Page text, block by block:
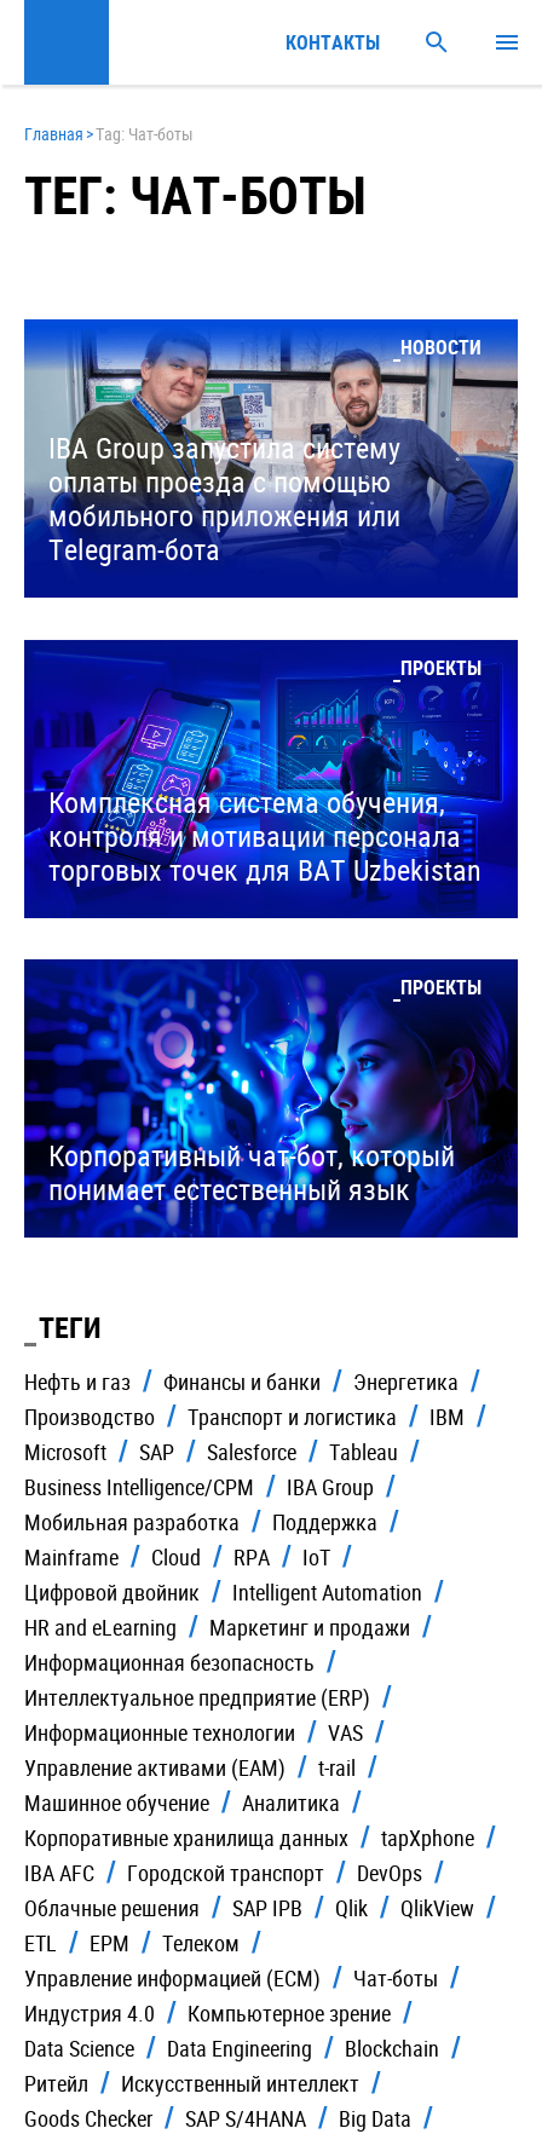
Главная >Tag: Чат-боты
ТЕГ: ЧАТ-БОТЫ
НОВОСТИ
IBA Group запустила систему
оплаты проезда с помощью
мобильного приложения или
Telegram-бота
ПРОЕКТЫ
Комплексная система обучения,
контроля и мотивации персонала
торговых точек для BAT Uzbekistan
ПРОЕКТЫ
Корпоративный чат-бот, который
понимает естественный язык
ТЕГИ
Нефть и газ Финансы и банки
Энергетика
Производство
Транспорт и логистика
IBM
Microsoft
SAP Salesforce
Tableau
Business Intelligence/CPM
IBA Group
Мобильная разработка
Поддержка
Mainframe
Cloud RPA
IoT
Цифровой двойник
Intelligent Automation
HR and eLearning
Маркетинг и продажи
Информационная безопасность
Интеллектуальное предприятие (ERP)
Информационные технологии
VAS
Управление активами (EAM)
t-rail
Машинное обучение
Аналитика
Корпоративные хранилища данных
tapXphone
IBA AFC
Городской транспорт
DevOps
Облачные решения
SAP IPB Qlik
QlikView
ETL
EPM
Телеком
Управление информацией (ECM)
Чат-боты
Индустрия 4.0
Компьютерное зрение
Data Science
Data Engineering
Blockchain
Ритейл
Искусственный интеллект
Goods Checker
SAP S/4HANA
Big Data
КОНТАКТЫ